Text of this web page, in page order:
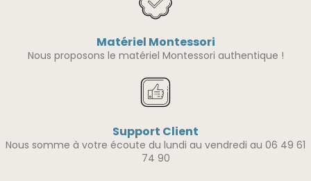
Matériel Montessori
Nous proposons le matériel Montessori authentique !
Support Client
Nous somme à votre écoute du lundi au vendredi au 06 49 61
74 90